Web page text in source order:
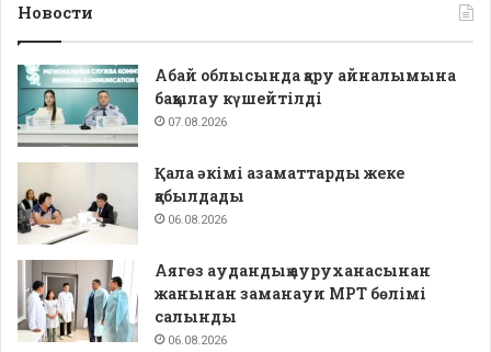
Новости
Абай облысында қару айналымына
бақылау күшейтілді
07.08.2026
Қала әкімі азаматтарды жеке
қабылдады
06.08.2026
Аягөз аудандық ауруханасынан
жанынан заманауи МРТ бөлімі
салынды
06.08.2026